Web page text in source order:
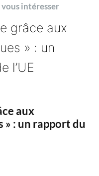
intéresser
aux
: un rapport du